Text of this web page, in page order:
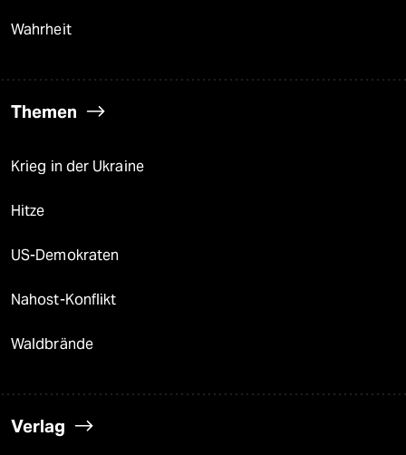
Wahrheit
Themen
Krieg in der Ukraine
Hitze
US-Demokraten
Nahost-Konflikt
Waldbrände
Verlag